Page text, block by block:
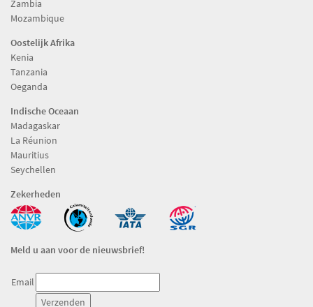
Zambia
Mozambique
Oostelijk Afrika
Kenia
Tanzania
Oeganda
Indische Oceaan
Madagaskar
La Réunion
Mauritius
Seychellen
Zekerheden
Meld u aan voor de nieuwsbrief!
Email